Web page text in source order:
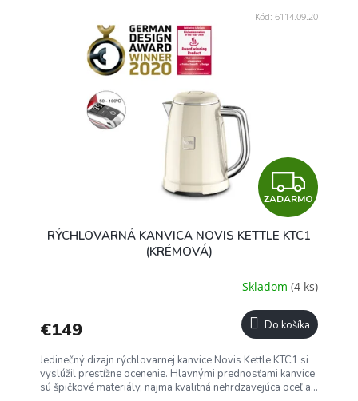
Z
A
D
A
R
M
O
ZADARMO
RÝCHLOVARNÁ KANVICA NOVIS KETTLE KTC1
(KRÉMOVÁ)
Skladom (4 ks)
€149 Do košíka
Jedinečný dizajn rýchlovarnej kanvice Novis Kettle KTC1 si
vyslúžil prestížne ocenenie. Hlavnými prednosťami kanvice
sú špičkové materiály, najmä kvalitná nehrdzavejúca oceľ a...
Kód: 6114.09.20